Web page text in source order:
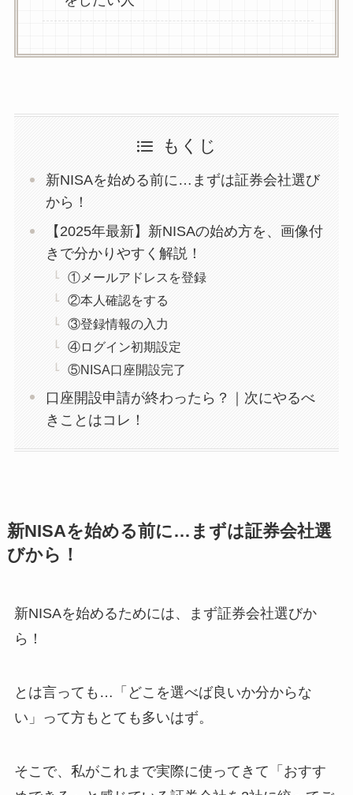
もくじ
新NISAを始める前に…まずは証券会社選び
から！
【2025年最新】新NISAの始め方を、画像付
きで分かりやすく解説！
①メールアドレスを登録
②本人確認をする
③登録情報の入力
④ログイン初期設定
⑤NISA口座開設完了
口座開設申請が終わったら？｜次にやるべ
きことはコレ！
新NISAを始める前に…まずは証券会社選
びから！
新NISAを始めるためには、まず証券会社選びか
ら！
とは言っても…「どこを選べば良いか分からな
い」って方もとても多いはず。
そこで、私がこれまで実際に使ってきて「おすす